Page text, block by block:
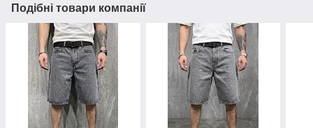
Подібні товари компанії